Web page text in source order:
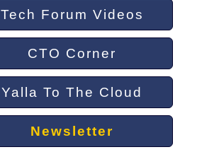
Tech Forum Videos
CTO Corner
Yalla To The Cloud
Newsletter